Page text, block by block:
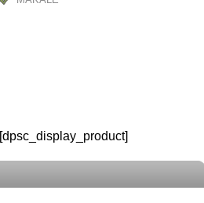
[dpsc_display_product]